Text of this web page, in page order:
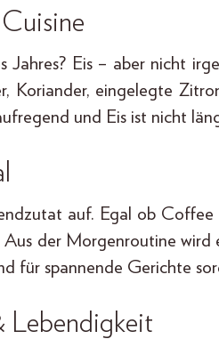
Jahres? Eis – aber nicht
Koriander, eingelegte
und Eis ist nicht
auf. Egal ob
der Morgenroutine
für spannende Gerichte
Lebendigkeit